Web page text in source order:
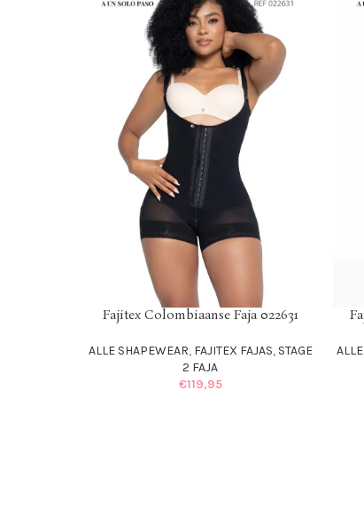
SELECT OPTIONS
Fajitex Colombiaanse Faja 022641
ALLE SHAPEWEAR, FAJITEX FAJAS, STAGE
2 FAJA
€124,95